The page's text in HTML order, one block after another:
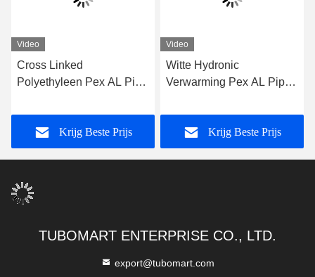
Video
Cross Linked
Polyethyleen Pex AL Pipe
Water Sanitair Pipe
Krijg Beste Prijs
Video
Witte Hydronic
Verwarming Pex AL Pipe
Corrosie resistent
Krijg Beste Prijs
TUBOMART ENTERPRISE CO., LTD.
export@tubomart.com